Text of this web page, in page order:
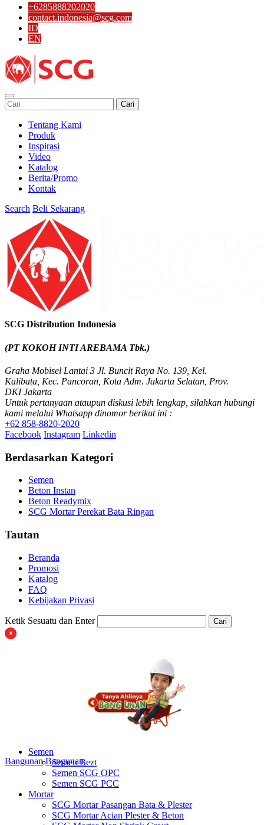
+6285888202020
contact.indonesia@scg.com
ID
EN
Cari
Tentang Kami
Produk
Inspirasi
Video
Katalog
Berita/Promo
Kontak
Search Beli Sekarang
SCG Distribution Indonesia
(PT KOKOH INTI AREBAMA Tbk.)
Graha Mobisel Lantai 3 Jl. Buncit Raya No. 139, Kel.
Kalibata, Kec. Pancoran, Kota Adm. Jakarta Selatan, Prov.
DKI Jakarta
Untuk pertanyaan ataupun diskusi lebih lengkap, silahkan hubungi
kami melalui Whatsapp dinomor berikut ini :
+62 858-8820-2020
Facebook Instagram Linkedin
Berdasarkan Kategori
Semen
Beton Instan
Beton Readymix
SCG Mortar Perekat Bata Ringan
Tautan
Beranda
Promosi
Katalog
FAQ
Kebijakan Privasi
Ketik Sesuatu dan Enter Cari
Bangunan Bangunan
Semen
Semen Bezt
Semen SCG OPC
Semen SCG PCC
Mortar
SCG Mortar Pasangan Bata & Plester
SCG Mortar Acian Plester & Beton